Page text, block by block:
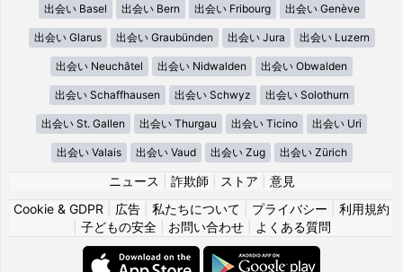
出会い Basel 出会い Bern 出会い Fribourg 出会い Genève
出会い Glarus 出会い Graubünden 出会い Jura 出会い Luzern
出会い Neuchâtel 出会い Nidwalden 出会い Obwalden
出会い Schaffhausen 出会い Schwyz 出会い Solothurn
出会い St. Gallen 出会い Thurgau 出会い Ticino 出会い Uri
出会い Valais 出会い Vaud 出会い Zug 出会い Zürich
ニュース 詐欺師 ストア
意見
Cookie & GDPR
広告 私たちについて プライバシー
利用規約
子どもの安全| お問い合わせ| よくある質問